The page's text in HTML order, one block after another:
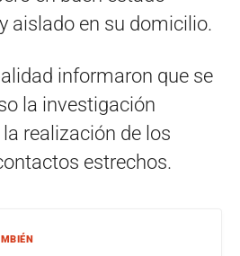
aislado en su domicilio.
informaron que se
la investigación
realización de los
estrechos.